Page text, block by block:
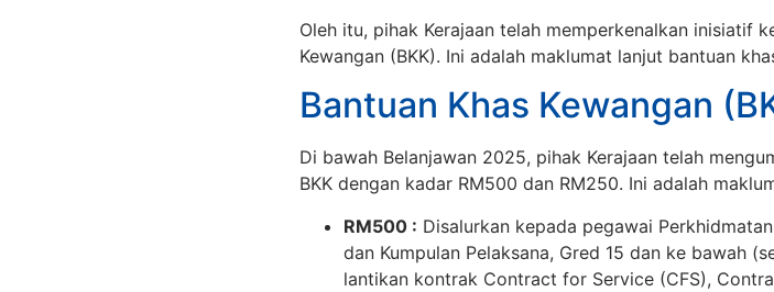
Oleh itu, pihak Kerajaan telah memperkenalkan inisiatif
Kewangan (BKK). Ini adalah maklumat lanjut bantuan
Bantuan Khas Kewangan
Di bawah Belanjawan 2025, pihak Kerajaan telah
BKK dengan kadar RM500 dan RM250. Ini adalah
RM500 : Disalurkan kepada pegawai
dan Kumpulan Pelaksana, Gred 15 dan ke bawah
lantikan kontrak Contract for Service (CFS),